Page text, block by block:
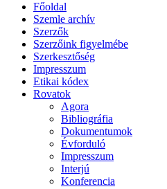
Főoldal
Szemle archív
Szerzők
Szerzőink figyelmébe
Szerkesztőség
Impresszum
Etikai kódex
Rovatok
Agora
Bibliográfia
Dokumentumok
Évforduló
Impresszum
Interjú
Konferencia